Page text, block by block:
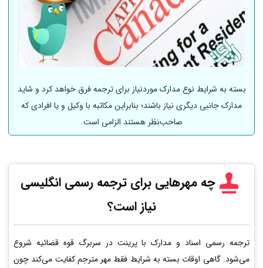
بسته به شرایط نوع مدارک موردنیاز برای ترجمه فرق خواهد کرد و شاید
مدارک جانبی دیگری نیاز باشند؛ بنابراین مکاتبه با وکیل و یا افرادی که
صاحب‌نظر هستند الزامی است.
چه مهرهایی برای ترجمه رسمی انگلیسی
نیاز است؟
ترجمه رسمی اسناد و مدارک با پرینت در سربرگ قوه قضائیه شروع
می‌شود. گاهی اوقات بسته به شرایط فقط مهر مترجم کفایت می‌کند چون